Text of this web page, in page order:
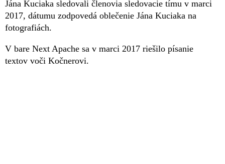
Jána Kuciaka sledovali členovia sledovacie tímu v marci
2017, dátumu zodpovedá oblečenie Jána Kuciaka na
fotografiách.
V bare Next Apache sa v marci 2017 riešilo písanie
textov voči Kočnerovi.